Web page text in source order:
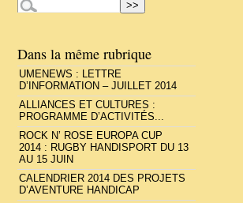
Dans la même rubrique
UMENEWS : LETTRE
D’INFORMATION – JUILLET 2014
ALLIANCES ET CULTURES :
PROGRAMME D’ACTIVITÉS...
ROCK N’ ROSE EUROPA CUP
2014 : RUGBY HANDISPORT DU 13
AU 15 JUIN
CALENDRIER 2014 DES PROJETS
D’AVENTURE HANDICAP